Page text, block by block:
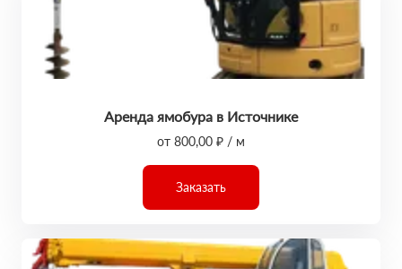
Аренда ямобура в Источнике
от 800,00 ₽ / м
Заказать